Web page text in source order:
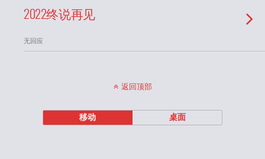
2022终说再见
无回应
返回顶部
移动 桌面